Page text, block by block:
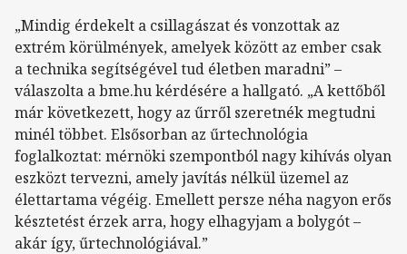
„Mindig érdekelt a csillagászat és vonzottak az
extrém körülmények, amelyek között az ember csak
a technika segítségével tud életben maradni” –
válaszolta a bme.hu kérdésére a hallgató. „A kettőből
már következett, hogy az űrről szeretnék megtudni
minél többet. Elsősorban az űrtechnológia
foglalkoztat: mérnöki szempontból nagy kihívás olyan
eszközt tervezni, amely javítás nélkül üzemel az
élettartama végéig. Emellett persze néha nagyon erős
késztetést érzek arra, hogy elhagyjam a bolygót –
akár így, űrtechnológiával.”